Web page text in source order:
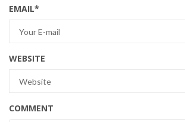
EMAIL*
WEBSITE
COMMENT